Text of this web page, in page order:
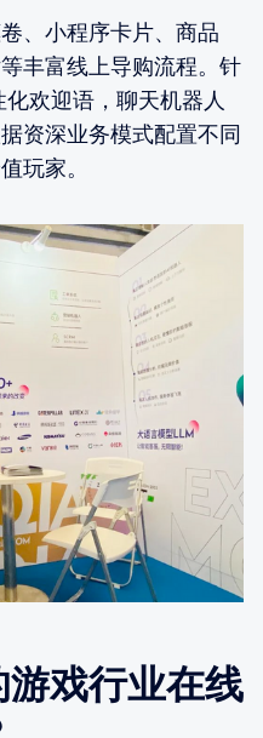
、小程序卡片、商品
丰富线上导购流程。针
欢迎语，聊天机器人
资深业务模式配置不同
玩家。
戏行业在线